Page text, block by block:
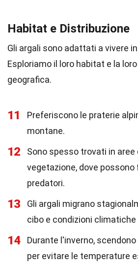
Habitat e Distribuzione
Gli argali sono adattati a vivere
Esploriamo il loro habitat e la
geografica.
11
Preferiscono le praterie
montane.
12
Sono spesso trovati in aree
vegetazione, dove
predatori.
13
Gli argali migrano
cibo e condizioni climatiche
14
Durante l'inverno,
per evitare le temperature